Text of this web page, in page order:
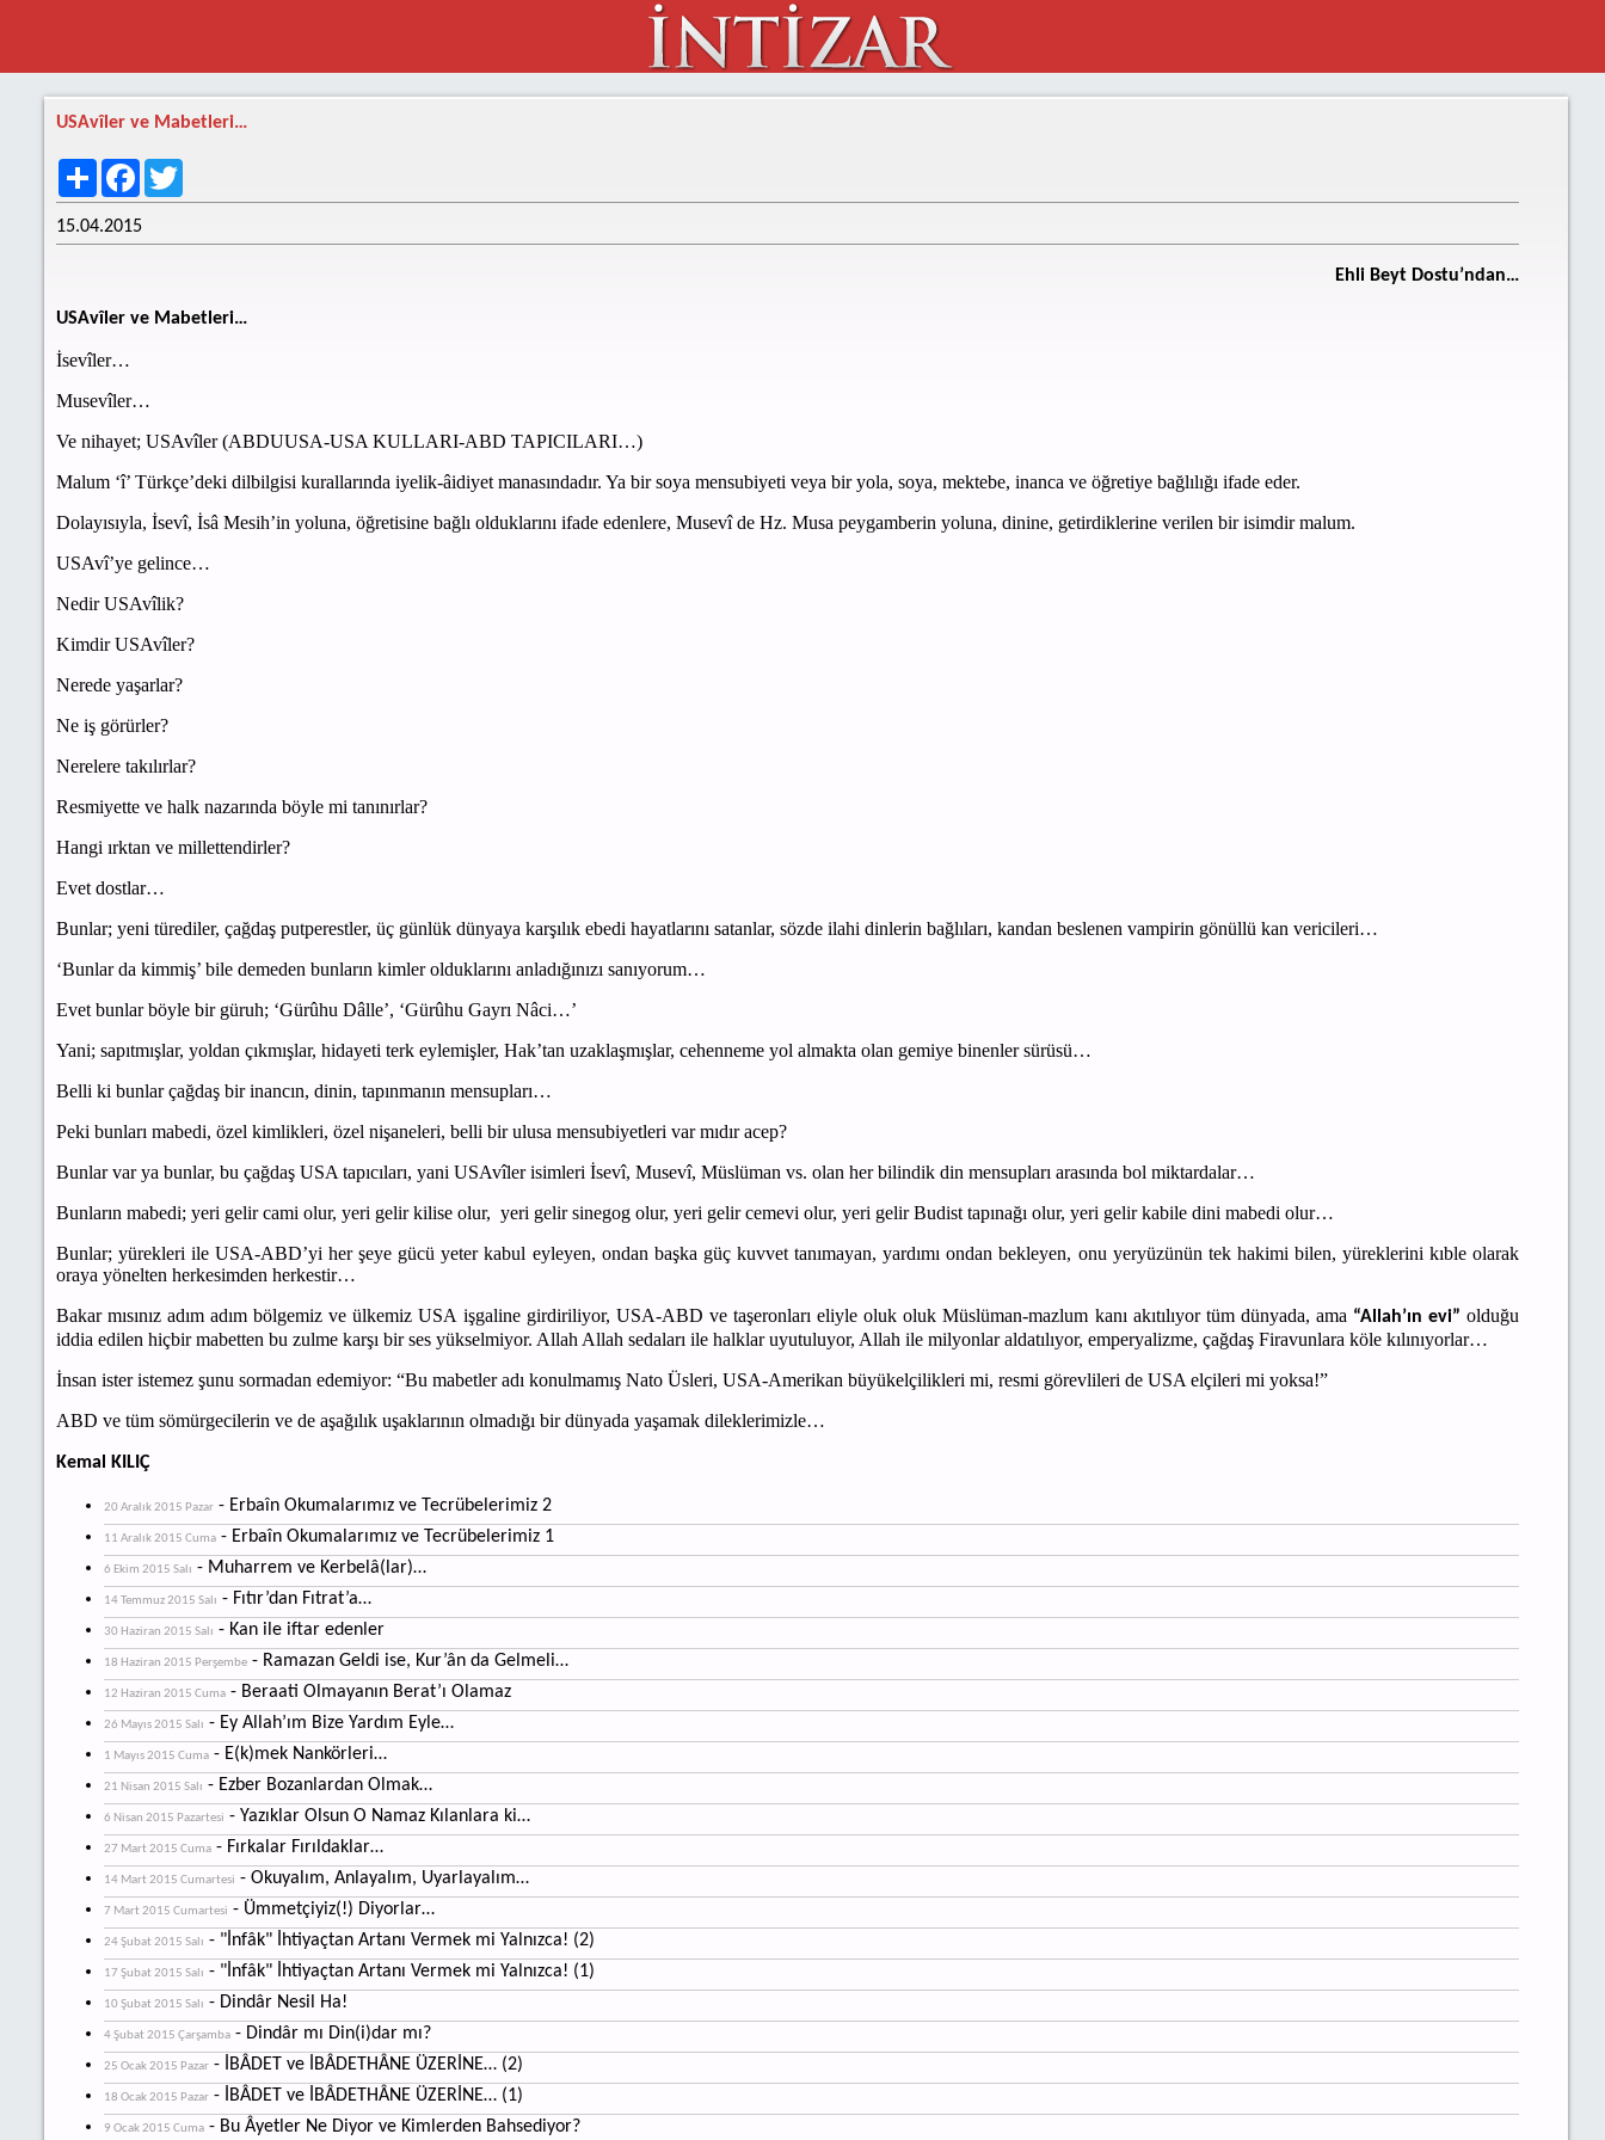
USAvîler ve Mabetleri…
ShareFacebookTwitter
15.04.2015
Ehli Beyt Dostu’ndan…
USAvîler ve Mabetleri…
İsevîler…
Musevîler…
Ve nihayet; USAvîler (ABDUUSA-USA KULLARI-ABD TAPICILARI…)
Malum ‘î’ Türkçe’deki dilbilgisi kurallarında iyelik-âidiyet manasındadır. Ya bir soya mensubiyeti veya bir yola, soya, mektebe, inanca ve öğretiye bağlılığı ifade eder.
Dolayısıyla, İsevî, İsâ Mesih’in yoluna, öğretisine bağlı olduklarını ifade edenlere, Musevî de Hz. Musa peygamberin yoluna, dinine, getirdiklerine verilen bir isimdir malum.
USAvî’ye gelince…
Nedir USAvîlik?
Kimdir USAvîler?
Nerede yaşarlar?
Ne iş görürler?
Nerelere takılırlar?
Resmiyette ve halk nazarında böyle mi tanınırlar?
Hangi ırktan ve millettendirler?
Evet dostlar…
Bunlar; yeni türediler, çağdaş putperestler, üç günlük dünyaya karşılık ebedi hayatlarını satanlar, sözde ilahi dinlerin bağlıları, kandan beslenen vampirin gönüllü kan vericileri…
‘Bunlar da kimmiş’ bile demeden bunların kimler olduklarını anladığınızı sanıyorum…
Evet bunlar böyle bir güruh; ‘Gürûhu Dâlle’, ‘Gürûhu Gayrı Nâci…’
Yani; sapıtmışlar, yoldan çıkmışlar, hidayeti terk eylemişler, Hak’tan uzaklaşmışlar, cehenneme yol almakta olan gemiye binenler sürüsü…
Belli ki bunlar çağdaş bir inancın, dinin, tapınmanın mensupları…
Peki bunları mabedi, özel kimlikleri, özel nişaneleri, belli bir ulusa mensubiyetleri var mıdır acep?
Bunlar var ya bunlar, bu çağdaş USA tapıcıları, yani USAvîler isimleri İsevî, Musevî, Müslüman vs. olan her bilindik din mensupları arasında bol miktardalar…
Bunların mabedi; yeri gelir cami olur, yeri gelir kilise olur, yeri gelir sinegog olur, yeri gelir cemevi olur, yeri gelir Budist tapınağı olur, yeri gelir kabile dini mabedi olur…
Bunlar; yürekleri ile USA-ABD’yi her şeye gücü yeter kabul eyleyen, ondan başka güç kuvvet tanımayan, yardımı ondan bekleyen, onu yeryüzünün tek hakimi bilen, yüreklerini kıble olarak
oraya yönelten herkesimden herkestir…
Bakar mısınız adım adım bölgemiz ve ülkemiz USA işgaline girdiriliyor, USA-ABD ve taşeronları eliyle oluk oluk Müslüman-mazlum kanı akıtılıyor tüm dünyada, ama “Allah’ın evi” olduğu
iddia edilen hiçbir mabetten bu zulme karşı bir ses yükselmiyor. Allah Allah sedaları ile halklar uyutuluyor, Allah ile milyonlar aldatılıyor, emperyalizme, çağdaş Firavunlara köle kılınıyorlar…
İnsan ister istemez şunu sormadan edemiyor: “Bu mabetler adı konulmamış Nato Üsleri, USA-Amerikan büyükelçilikleri mi, resmi görevlileri de USA elçileri mi yoksa!”
ABD ve tüm sömürgecilerin ve de aşağılık uşaklarının olmadığı bir dünyada yaşamak dileklerimizle…
Kemal KILIÇ
20 Aralık 2015 Pazar- Erbaîn Okumalarımız ve Tecrübelerimiz 2
11 Aralık 2015 Cuma- Erbaîn Okumalarımız ve Tecrübelerimiz 1
6 Ekim 2015 Salı - Muharrem ve Kerbelâ(lar)…
14 Temmuz 2015 Salı - Fıtır’dan Fıtrat’a…
30 Haziran 2015 Salı - Kan ile iftar edenler
18 Haziran 2015 Perşembe- Ramazan Geldi ise, Kur’ân da Gelmeli…
12 Haziran 2015 Cuma- Beraati Olmayanın Berat’ı Olamaz
26 Mayıs 2015 Salı - Ey Allah’ım Bize Yardım Eyle…
1 Mayıs 2015 Cuma- E(k)mek Nankörleri…
21 Nisan 2015 Salı - Ezber Bozanlardan Olmak…
6 Nisan 2015 Pazartesi - Yazıklar Olsun O Namaz Kılanlara ki…
27 Mart 2015 Cuma- Fırkalar Fırıldaklar…
14 Mart 2015 Cumartesi - Okuyalım, Anlayalım, Uyarlayalım…
7 Mart 2015 Cumartesi - Ümmetçiyiz(!) Diyorlar…
24 Şubat 2015 Salı - "İnfâk" İhtiyaçtan Artanı Vermek mi Yalnızca! (2)
17 Şubat 2015 Salı - "İnfâk" İhtiyaçtan Artanı Vermek mi Yalnızca! (1)
10 Şubat 2015 Salı - Dindâr Nesil Ha!
4 Şubat 2015 Çarşamba- Dindâr mı Din(i)dar mı?
25 Ocak 2015 Pazar- İBÂDET ve İBÂDETHÂNE ÜZERİNE… (2)
18 Ocak 2015 Pazar- İBÂDET ve İBÂDETHÂNE ÜZERİNE… (1)
9 Ocak 2015 Cuma- Bu Âyetler Ne Diyor ve Kimlerden Bahsediyor?